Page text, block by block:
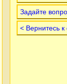
Задайте
< Вернитесь к